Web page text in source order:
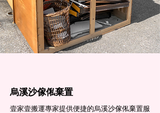
烏溪沙傢俬棄置
壹家壹搬運專家提供便捷的烏溪沙傢俬棄置服